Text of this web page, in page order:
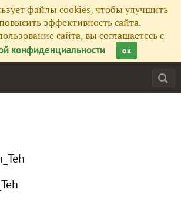
файлы cookies, чтобы улучшить
эффективность сайта.
сайта, вы соглашаетесь с
конфиденциальности
ок